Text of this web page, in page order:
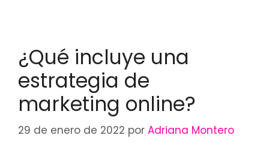
¿Qué incluye una
estrategia de
marketing online?
29 de enero de 2022 por Adriana Montero